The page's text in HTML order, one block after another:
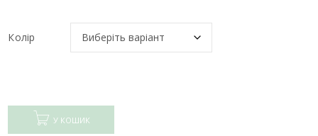
Колір
У КОШИК